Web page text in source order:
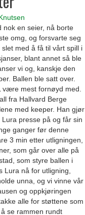
nok en seier, nå borte
omg, og forsvarte seg
med å få til vårt spill i
blant annet så ble
vi og, kanskje den
Ballen ble satt over.
være mest fornøyd med.
fra Hallvard Berge
med keeper. Han gjør
presse på og får sin
ganger før denne
3 min etter utligningen,
som går over alle på
som styre ballen i
Lura nå for utligning,
unna, og vi vinne vår
og oppkjøringen
alle for støttene som
se rammen rundt